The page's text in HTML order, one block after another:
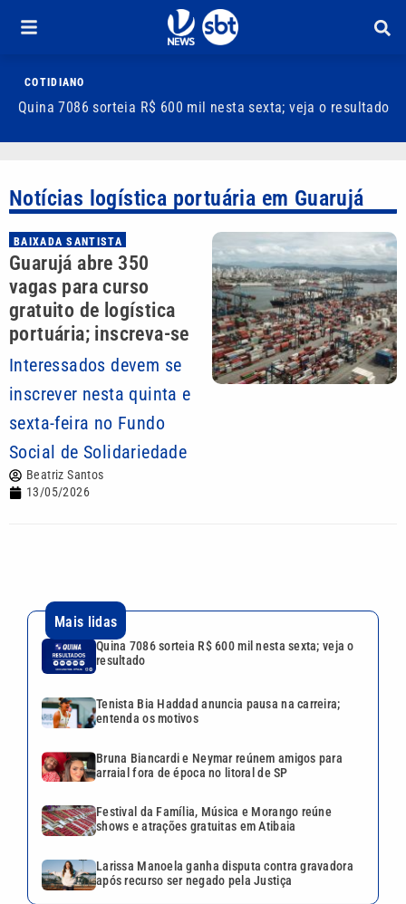
COTIDIANO
Quina 7086 sorteia R$ 600 mil nesta sexta; veja o resultado
Notícias logística portuária em Guarujá
BAIXADA SANTISTA
Guarujá abre 350
vagas para curso
gratuito de logística
portuária; inscreva-se
Interessados devem se
inscrever nesta quinta e
sexta-feira no Fundo
Social de Solidariedade
Beatriz Santos
13/05/2026
Mais lidas
Quina 7086 sorteia R$ 600 mil nesta sexta; veja o
resultado
Tenista Bia Haddad anuncia pausa na carreira;
entenda os motivos
Bruna Biancardi e Neymar reúnem amigos para
arraial fora de época no litoral de SP
Festival da Família, Música e Morango reúne
shows e atrações gratuitas em Atibaia
Larissa Manoela ganha disputa contra gravadora
após recurso ser negado pela Justiça